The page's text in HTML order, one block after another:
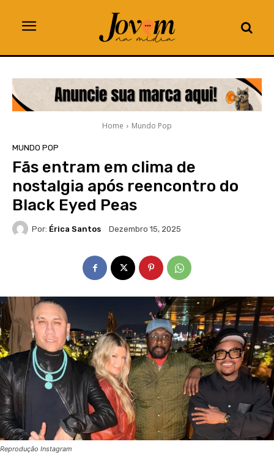
Home Mundo Pop
MUNDO POP
Fãs entram em clima de
nostalgia após reencontro do
Black Eyed Peas
Por: Érica Santos Dezembro 15, 2025
Reprodução Instagram